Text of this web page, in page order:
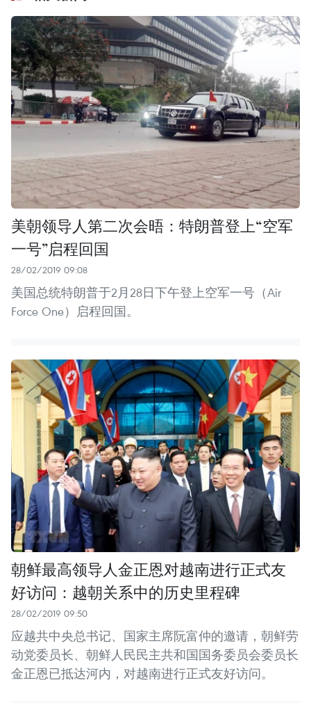
美朝领导人第二次会晤：特朗普登上“空军
一号”启程回国
28/02/2019 09:08
美国总统特朗普于2月28日下午登上空军一号（Air
Force One）启程回国。
朝鲜最高领导人金正恩对越南进行正式友
好访问：越朝关系中的历史里程碑
28/02/2019 09:50
应越共中央总书记、国家主席阮富仲的邀请，朝鲜劳
动党委员长、朝鲜人民民主共和国国务委员会委员长
金正恩已抵达河内，对越南进行正式友好访问。